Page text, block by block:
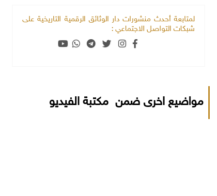
لمتابعة أحدث منشورات دار الوثائق الرقمية التاريخية على
شبكات التواصل الاجتماعي :
مواضيع اخرى ضمن مكتبة الفيديو